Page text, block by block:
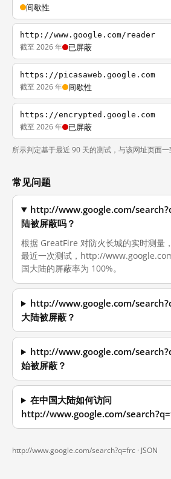
间歇性
http://www.google.com/reader
截至 2026 年 已屏蔽
https://picasaweb.google.com
截至 2026 年 间歇性
https://encrypted.google.com
截至 2026 年 已屏蔽
所示判定基于最近 90 天的测试，与该网址页面一
常见问题
http://www.google.com/
陆被屏蔽吗？
根据 GreatFire 对防火长城的实时测量
最近一次测试，http://
国大陆的屏蔽率为 100%。
http://www.google.com/
大陆被屏蔽？
http://www.google.com/
始被屏蔽？
在中国大陆如何访问
http://www.google.com/
http://www.google.com/search?q=frc · JSON